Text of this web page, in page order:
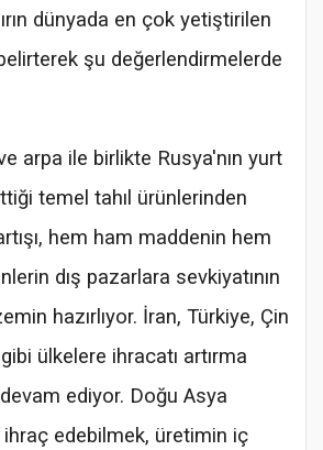
dünyada en çok yetiştirilen
şu değerlendirmelerde
arpa ile birlikte Rusya'nın yurt
temel tahıl ürünlerinden
hem ham maddenin hem
dış pazarlara sevkiyatının
hazırlıyor. İran, Türkiye, Çin
ülkelere ihracatı artırma
ediyor. Doğu Asya
ihraç edebilmek, üretimin iç